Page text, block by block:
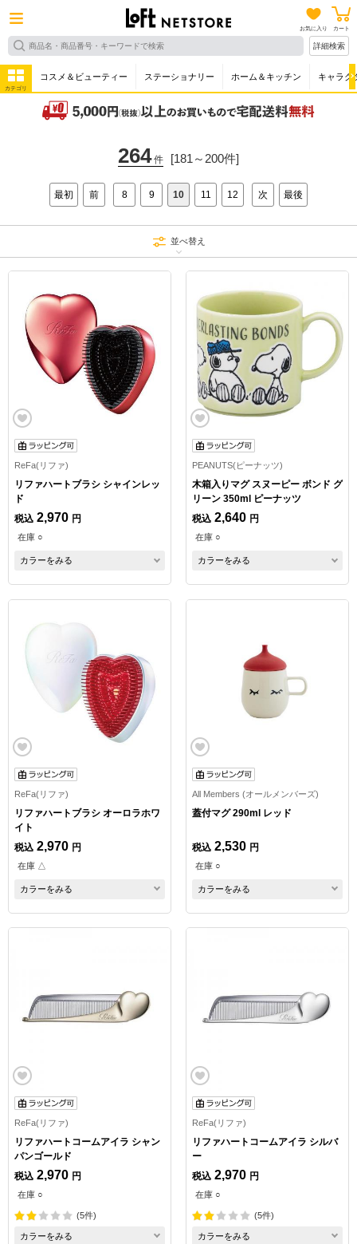
お気に入り カート
詳細検索
カテゴリ
コスメ＆ビューティー ステーショナリー ホーム＆キッチン キャラク
264件 [181～200件]
最初 前 8 9 10 11 12 次 最後
並べ替え
ReFa(リファ)
リファハートブラシ シャインレッ
ド
税込 2,970 円
在庫 ○
カラーをみる
PEANUTS(ピーナッツ)
木箱入りマグ スヌーピー ボンド グ
リーン 350ml ピーナッツ
税込 2,640 円
在庫 ○
カラーをみる
ReFa(リファ)
リファハートブラシ オーロラホワ
イト
税込 2,970 円
在庫 △
カラーをみる
All Members (オールメンバーズ)
蓋付マグ 290ml レッド
税込 2,530 円
在庫 ○
カラーをみる
ReFa(リファ)
リファハートコームアイラ シャン
パンゴールド
税込 2,970 円
在庫 ○
(5件)
カラーをみる
ReFa(リファ)
リファハートコームアイラ シルバ
ー
税込 2,970 円
在庫 ○
(5件)
カラーをみる